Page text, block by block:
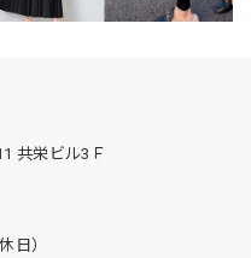
共栄ビル3Ｆ
日）